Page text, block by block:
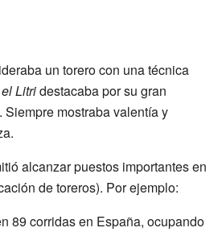
un torero con una técnica
el Litridestacaba por su gran
mostraba valentía y
alcanzar puestos importantes en
de toreros). Por ejemplo:
89 corridas en España, ocupando